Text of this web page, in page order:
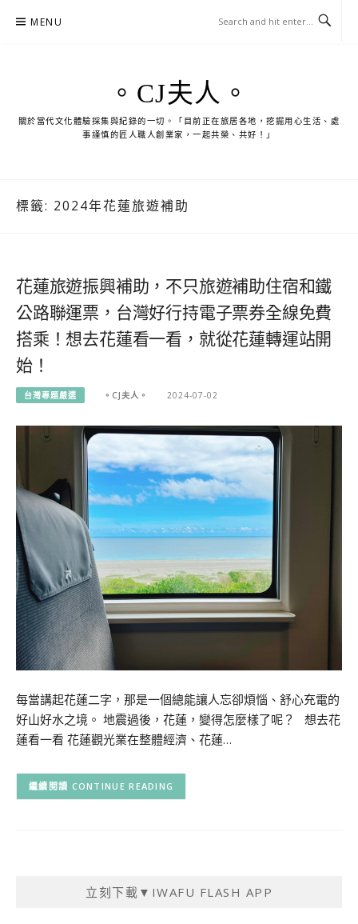
MENU
。CJ夫人。
關於當代文化體驗採集與紀錄的一切。「目前正在旅居各地，挖掘用心生活、處
事謹慎的匠人職人創業家，一起共榮、共好！」
標籤: 2024年花蓮旅遊補助
花蓮旅遊振興補助，不只旅遊補助住宿和鐵
公路聯運票，台灣好行持電子票券全線免費
搭乘！想去花蓮看一看，就從花蓮轉運站開
始！
台灣專題嚴選 。CJ夫人。 2024-07-02
每當講起花蓮二字，那是一個總能讓人忘卻煩惱、舒心充電的
好山好水之境。 地震過後，花蓮，變得怎麼樣了呢？ 想去花
蓮看一看 花蓮觀光業在整體經濟、花蓮…
CONTINUE READING
立刻下載▼IWAFU FLASH APP